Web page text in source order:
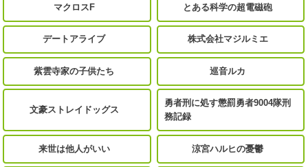
マクロスF とある科学の超電磁砲
デートアライブ 株式会社マジルミエ
紫雲寺家の子供たち 巡音ルカ
文豪ストレイドッグス
勇者刑に処す懲罰勇者9004隊刑
務記録
来世は他人がいい 涼宮ハルヒの憂鬱